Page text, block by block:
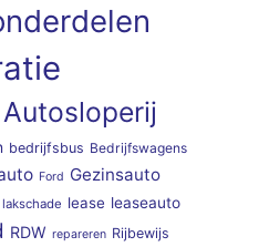
Autosloperij
bedrijfsbus Bedrijfswagens
Ford Gezinsauto
lakschade lease leaseauto
RDW repareren Rijbewijs